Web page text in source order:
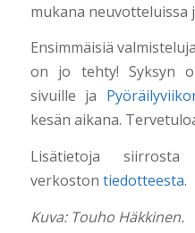
mukana neuvotteluissa
Ensimmäisiä
on jo tehty! Syksyn
sivuille ja
kesän aikana.
Lisätietoja siirrosta
verkoston tiedotteesta.
Kuva: Touho Häkkinen.